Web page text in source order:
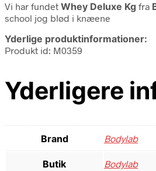
Vi har fundet Whey Deluxe Kg fra
school jog blød i knæene
Yderlige produktinformationer:
Produkt id: M0359
Yderligere
Brand Bodylab
Butik Bodylab